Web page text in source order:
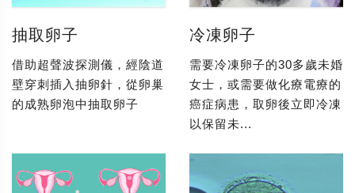
抽取卵子
借助超聲波探測儀，經陰道
壁穿刺插入抽卵針，從卵巢
的成熟卵泡中抽取卵子
冷凍卵子
需要冷凍卵子的30多歲未婚
女士，或需要做化療電療的
癌症病患，取卵後立即冷凍
以保留未...